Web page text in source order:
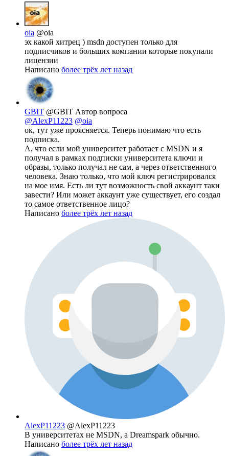
oia @oia
эх какой хитрец ) msdn доступен только для
подписчиков и больших компании которые покупали
лицензии
Написано более трёх лет назад
GBIT @GBIT Автор вопроса
@AlexP11223 @oia
ок, тут уже проясняется. Теперь понимаю что есть
подписка.
А, что если мой университет работает с MSDN и я
получал в рамках подписки университета ключи и
образы, только получал не сам, а через ответственного
человека. Знаю только, что мой ключ регистрировался
на мое имя. Есть ли тут возможность свой аккаунт таки
завести? Или может аккаунт уже существует, его создал
то самое ответственное лицо?
Написано более трёх лет назад
AlexP11223 @AlexP11223
В университетах не MSDN, а Dreamspark обычно.
Написано более трёх лет назад